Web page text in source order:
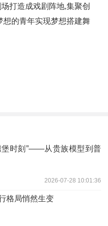
打造成戏剧阵地,集聚创
想的青年实现梦想搭建舞
堡时刻”——从贵族模型到普
2026-07-28 10:01:36
格局悄然生变